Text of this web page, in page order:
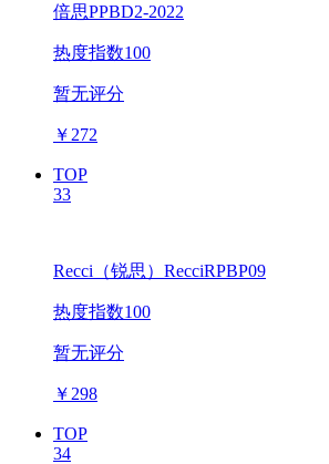
倍思PPBD2-2022
热度指数100
暂无评分
￥ 272
TOP
33
Recci（锐思）RecciRPBP09
热度指数100
暂无评分
￥ 298
TOP
34